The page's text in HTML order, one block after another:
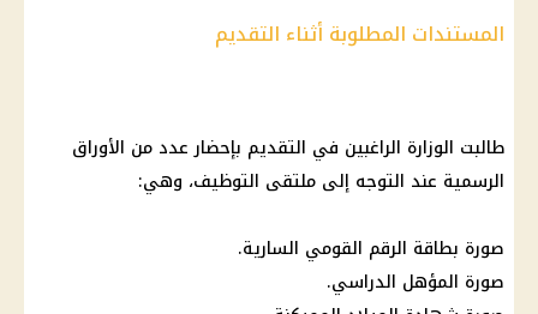
المستندات المطلوبة أثناء التقديم
طالبت الوزارة الراغبين في التقديم بإحضار عدد من الأوراق
الرسمية عند التوجه إلى ملتقى التوظيف، وهي:
صورة بطاقة الرقم القومي السارية.
صورة المؤهل الدراسي.